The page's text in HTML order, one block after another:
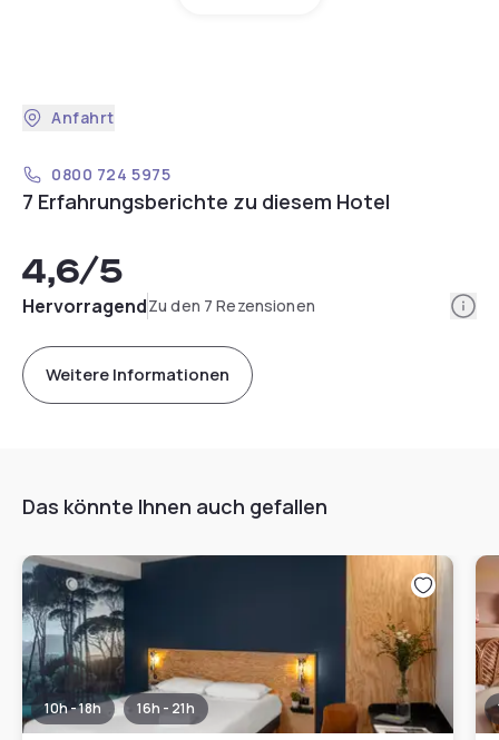
Anfahrt
0800 724 5975
7 Erfahrungsberichte zu diesem Hotel
4,6/5
HervorragendZu den 7 Rezensionen
Weitere Informationen
Das könnte Ihnen auch gefallen
10h - 18h 16h - 21h